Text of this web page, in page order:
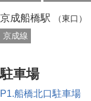
京成船橋駅
（東口）
京成線
駐車場
P1.船橋北口駐車場